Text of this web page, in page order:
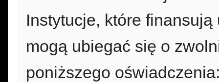
Instytucje, które
mogą ubiegać się o
poniższego